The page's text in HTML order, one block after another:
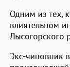
Одним из тех,
влиятельном
Лысогорского
Экс-чиновник